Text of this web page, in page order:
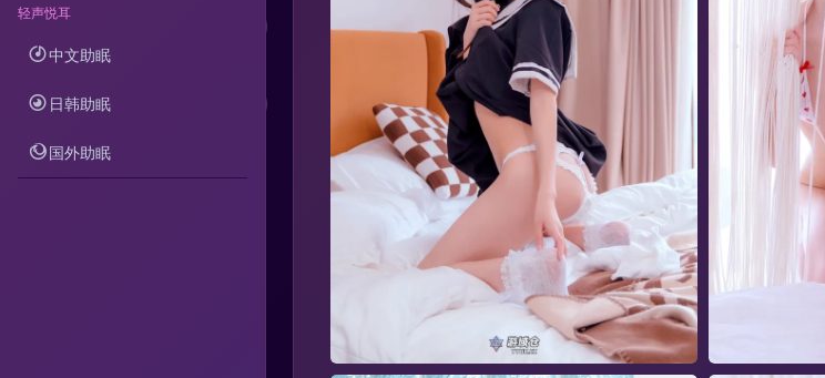
轻声悦耳
中文助眠
日韩助眠
国外助眠